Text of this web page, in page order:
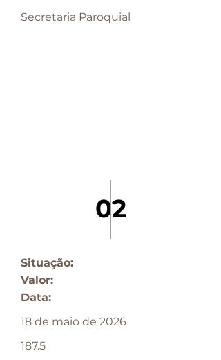
Secretaria Paroquial
02
Situação:
Valor:
Data:
18 de maio de 2026
187.5